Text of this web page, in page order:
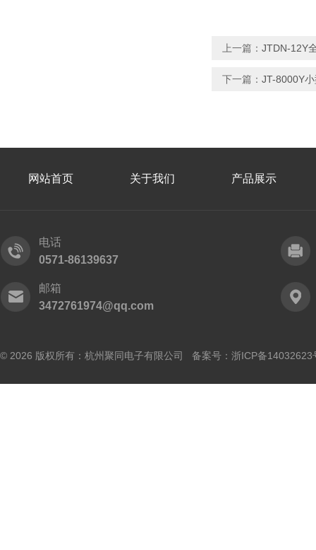
上一篇： JTDN-12Y
下一篇： JT-8000Y
网站首页 关于我们 产品展示
电话
0571-86139637
邮箱
3472761974@qq.com
© 2026 版权所有：杭州聚同电子有限公司 备案号： 浙ICP备14032623